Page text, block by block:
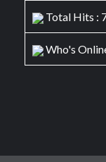
Total Hits :
Who's